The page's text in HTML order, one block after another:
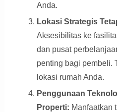
Anda.
Lokasi Strategis
Aksesibilitas ke
dan pusat
penting bagi pembeli.
lokasi rumah Anda.
Penggunaan
Properti: Manfaatkan